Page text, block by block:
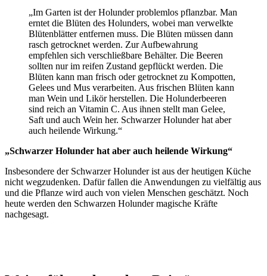
„Im Garten ist der Holunder problemlos pflanzbar. Man
erntet die Blüten des Holunders, wobei man verwelkte
Blütenblätter entfernen muss. Die Blüten müssen dann
rasch getrocknet werden. Zur Aufbewahrung
empfehlen sich verschließbare Behälter. Die Beeren
sollten nur im reifen Zustand gepflückt werden. Die
Blüten kann man frisch oder getrocknet zu Kompotten,
Gelees und Mus verarbeiten. Aus frischen Blüten kann
man Wein und Likör herstellen. Die Holunderbeeren
sind reich an Vitamin C. Aus ihnen stellt man Gelee,
Saft und auch Wein her. Schwarzer Holunder hat aber
auch heilende Wirkung.“
„Schwarzer Holunder hat aber auch heilende Wirkung“
Insbesondere der Schwarzer Holunder ist aus der heutigen Küche
nicht wegzudenken. Dafür fallen die Anwendungen zu vielfältig aus
und die Pflanze wird auch von vielen Menschen geschätzt. Noch
heute werden den Schwarzen Holunder magische Kräfte
nachgesagt.